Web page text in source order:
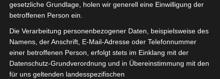
gesetzliche Grundlage, holen wir generell eine Einwilligung der
betroffenen Person ein.
Die Verarbeitung personenbezogener Daten, beispielsweise des
Namens, der Anschrift, E-Mail-Adresse oder Telefonnummer
einer betroffenen Person, erfolgt stets im Einklang mit der
Datenschutz-Grundverordnung und in Übereinstimmung mit den
für uns geltenden landesspezifischen